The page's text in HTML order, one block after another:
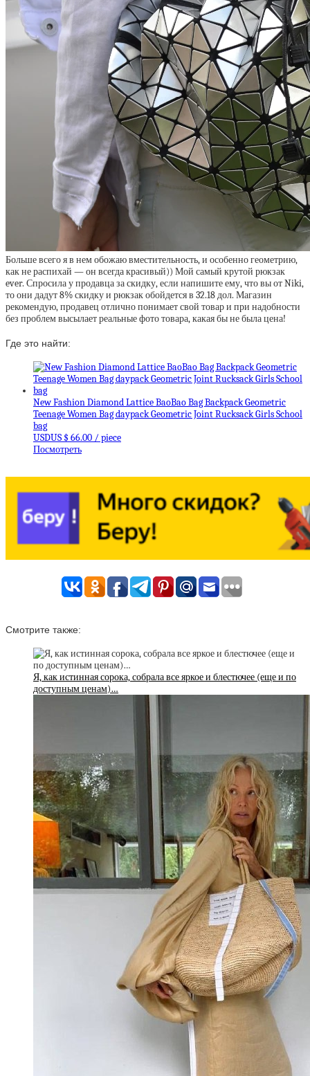
Больше всего я в нем обожаю вместительность, и особенно геометрию,
как не распихай — он всегда красивый)) Мой самый крутой рюкзак
ever. Спросила у продавца за скидку, если напишите ему, что вы от Niki,
то они дадут 8% скидку и рюкзак обойдется в 32.18 дол. Магазин
рекомендую, продавец отлично понимает свой товар и при надобности
без проблем высылает реальные фото товара, какая бы не была цена!
Где это найти:
New Fashion Diamond Lattice BaoBao Bag Backpack Geometric
Teenage Women Bag daypack Geometric Joint Rucksack Girls School
bag
USDUS $ 66.00 / piece
Посмотреть
Смотрите также:
Я, как истинная сорока, собрала все яркое и блестючее (еще и по
доступным ценам)…